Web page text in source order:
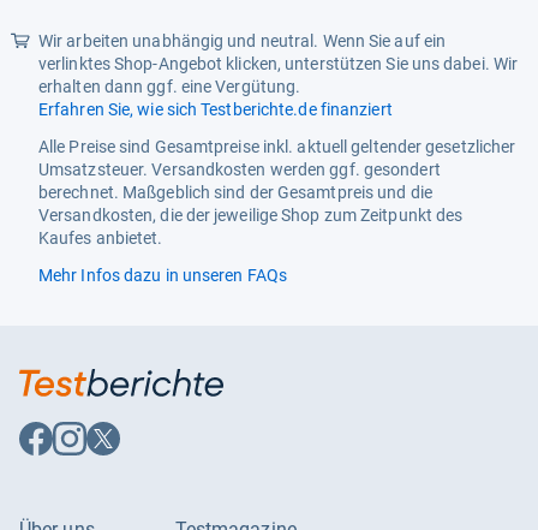
Produktabmessungen 23 X 6,5 X 6,5 Cm; 40 Gramm
Produktart Nasenspülung
Produktpflegeanweisungen Nur Handwäsche
Stromquelle Manuell Angetrieben
Stückzahl 1.00 Stück
Wir arbeiten unabhängig und neutral. Wenn Sie auf ein
verlinktes Shop-Angebot klicken, unterstützen Sie uns dabei. Wir
erhalten dann ggf. eine Vergütung.
Erfahren Sie, wie sich Testberichte.de finanziert
Alle Preise sind Gesamtpreise inkl. aktuell geltender gesetzlicher
Umsatzsteuer. Versandkosten werden ggf. gesondert
berechnet. Maßgeblich sind der Gesamtpreis und die
Versandkosten, die der jeweilige Shop zum Zeitpunkt des
Kaufes anbietet.
Mehr Infos dazu in unseren FAQs
Auf
Facebook
Auf
Instagram
Auf
X